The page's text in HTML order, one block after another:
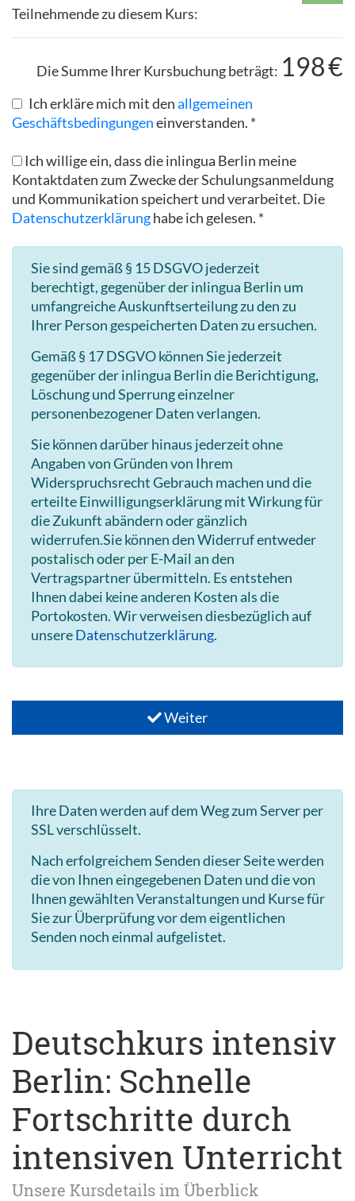
Teilnehmende zu diesem Kurs:
Die Summe Ihrer Kursbuchung beträgt: 198€
Ich erkläre mich mit denallgemeinen
Geschäftsbedingungeneinverstanden. *
Ich willige ein, dass die inlingua Berlin meine
Kontaktdaten zum Zwecke der Schulungsanmeldung
und Kommunikation speichert und verarbeitet. Die
Datenschutzerklärunghabe ich gelesen. *
Sie sind gemäß § 15 DSGVO jederzeit
berechtigt, gegenüber der inlingua Berlin um
umfangreiche Auskunftserteilung zu den zu
Ihrer Person gespeicherten Daten zu ersuchen.
Gemäß § 17 DSGVO können Sie jederzeit
gegenüber der inlingua Berlin die Berichtigung,
Löschung und Sperrung einzelner
personenbezogener Daten verlangen.
Sie können darüber hinaus jederzeit ohne
Angaben von Gründen von Ihrem
Widerspruchsrecht Gebrauch machen und die
erteilte Einwilligungserklärung mit Wirkung für
die Zukunft abändern oder gänzlich
widerrufen.Sie können den Widerruf entweder
postalisch oder per E-Mail an den
Vertragspartner übermitteln. Es entstehen
Ihnen dabei keine anderen Kosten als die
Portokosten. Wir verweisen diesbezüglich auf
unsereDatenschutzerklärung.
Weiter
Ihre Daten werden auf dem Weg zum Server per
SSL verschlüsselt.
Nach erfolgreichem Senden dieser Seite werden
die von Ihnen eingegebenen Daten und die von
Ihnen gewählten Veranstaltungen und Kurse für
Sie zur Überprüfung vor dem eigentlichen
Senden noch einmal aufgelistet.
Deutschkurs intensiv
Berlin: Schnelle
Fortschritte durch
intensiven Unterricht
Unsere Kursdetails im Überblick